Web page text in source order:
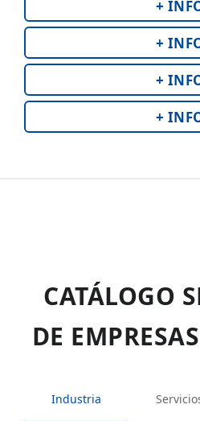
+
+
+
+
CATÁLOGO
DE
Industria